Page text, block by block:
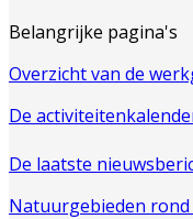
Belangrijke pagina's
Overzicht van de
De
De laatste
Natuurgebieden